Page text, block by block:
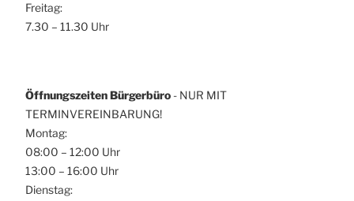
Freitag:
7.30 – 11.30 Uhr
Öffnungszeiten Bürgerbüro - NUR MIT
TERMINVEREINBARUNG!
Montag:
08:00 – 12:00 Uhr
13:00 – 16:00 Uhr
Dienstag: